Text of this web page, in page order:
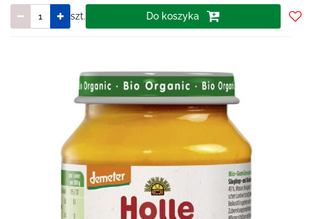
szt. Do koszyka